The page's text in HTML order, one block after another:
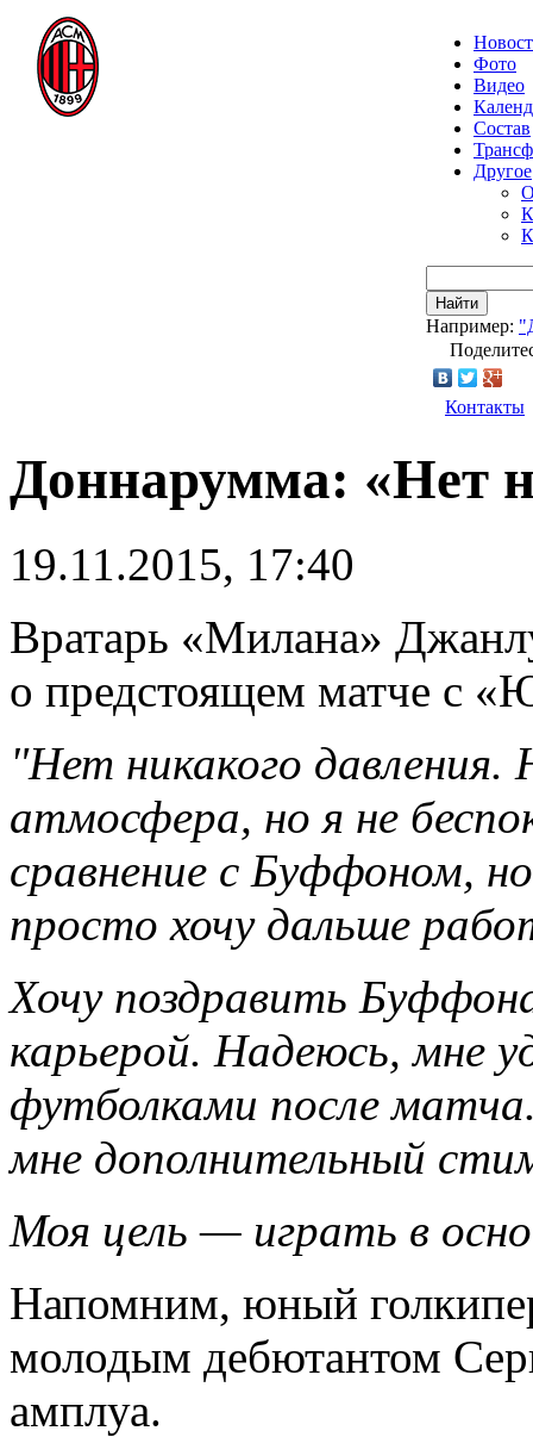
Фото
Видео
Состав
Другое
Найти
Например:
Контакты
Доннарумма: «Нет
19.11.2015, 17:40
Вратарь «Милана»
о предстоящем матче с
"Нет никакого
атмосфера, но я не
сравнение с Буффоном,
просто хочу дальше
Хочу поздравить
карьерой. Надеюсь, мне
футболками после
мне дополнительный
Моя цель — играть в
Напомним, юный
молодым дебютантом
амплуа.